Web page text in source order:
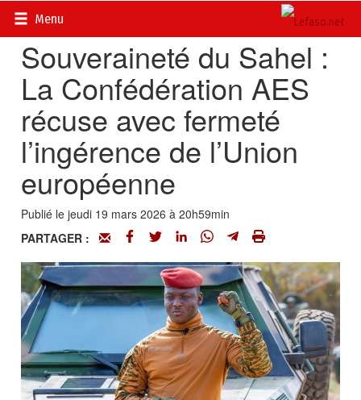
Menu
Accueil>
Souveraineté du Sahel :
La Confédération AES
récuse avec fermeté
l’ingérence de l’Union
européenne
Publié le jeudi 19 mars 2026 à 20h59min
PARTAGER :